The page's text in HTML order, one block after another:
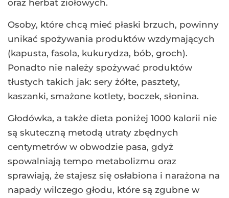
oraz herbat ziołowych.
Osoby, które chcą mieć płaski brzuch, powinny
unikać spożywania produktów wzdymających
(kapusta, fasola, kukurydza, bób, groch).
Ponadto nie należy spożywać produktów
tłustych takich jak: sery żółte, pasztety,
kaszanki, smażone kotlety, boczek, słonina.
Głodówka, a także dieta poniżej 1000 kalorii nie
są skuteczną metodą utraty zbędnych
centymetrów w obwodzie pasa, gdyż
spowalniają tempo metabolizmu oraz
sprawiają, że stajesz się osłabiona i narażona na
napady wilczego głodu, które są zgubne w